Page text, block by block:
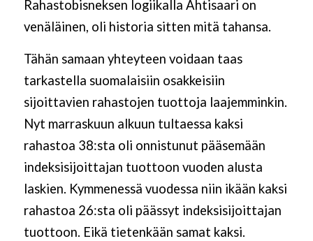
Rahastobisneksen logiikalla Ahtisaari on
venäläinen, oli historia sitten mitä tahansa.
Tähän samaan yhteyteen voidaan taas
tarkastella suomalaisiin osakkeisiin
sijoittavien rahastojen tuottoja laajemminkin.
Nyt marraskuun alkuun tultaessa kaksi
rahastoa 38:sta oli onnistunut pääsemään
indeksisijoittajan tuottoon vuoden alusta
laskien. Kymmenessä vuodessa niin ikään kaksi
rahastoa 26:sta oli päässyt indeksisijoittajan
tuottoon. Eikä tietenkään samat kaksi.